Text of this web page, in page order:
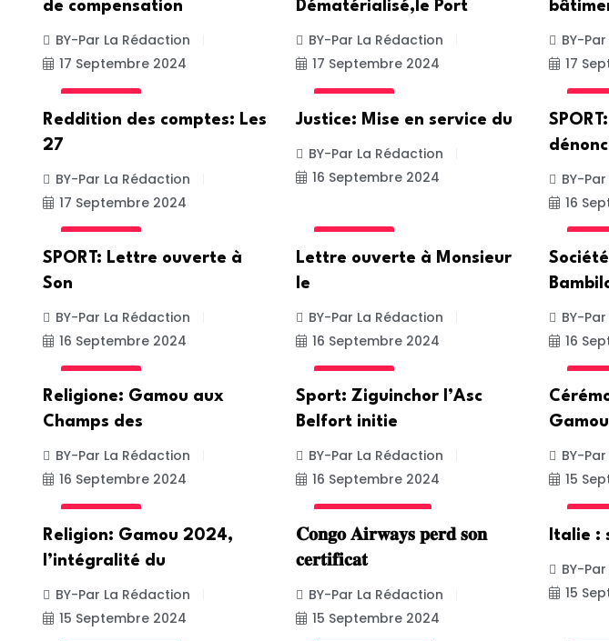
de compensation
BY-Par La Rédaction
17 Septembre 2024
Dématérialisé,le Port
BY-Par La Rédaction
17 Septembre 2024
BY-
17
Reddition des comptes: Les
27
BY-Par La Rédaction
17 Septembre 2024
Justice: Mise en service du
BY-Par La Rédaction
16 Septembre 2024
BY-
16
SPORT: Lettre ouverte à
Son
BY-Par La Rédaction
16 Septembre 2024
Lettre ouverte à Monsieur
le
BY-Par La Rédaction
16 Septembre 2024
BY-
16
Religione: Gamou aux
Champs des
BY-Par La Rédaction
16 Septembre 2024
Sport: Ziguinchor l’Asc
Belfort initie
BY-Par La Rédaction
16 Septembre 2024
BY-
15
Religion: Gamou 2024,
l’intégralité du
BY-Par La Rédaction
15 Septembre 2024
𝐂𝐨𝐧𝐠𝐨 𝐀𝐢𝐫𝐰𝐚𝐲𝐬 𝐩𝐞𝐫𝐝 𝐬𝐨𝐧
𝐜𝐞𝐫𝐭𝐢𝐟𝐢𝐜𝐚𝐭
BY-Par La Rédaction
15 Septembre 2024
Italie :
BY-
15